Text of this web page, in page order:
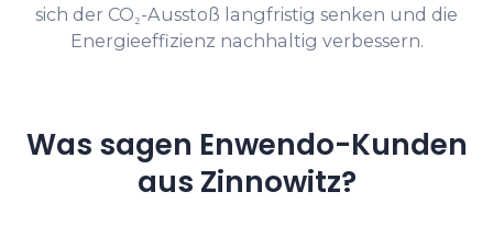
sich der CO₂-Ausstoß langfristig senken und die
Energieeffizienz nachhaltig verbessern.
Was sagen Enwendo-Kunden
aus Zinnowitz?